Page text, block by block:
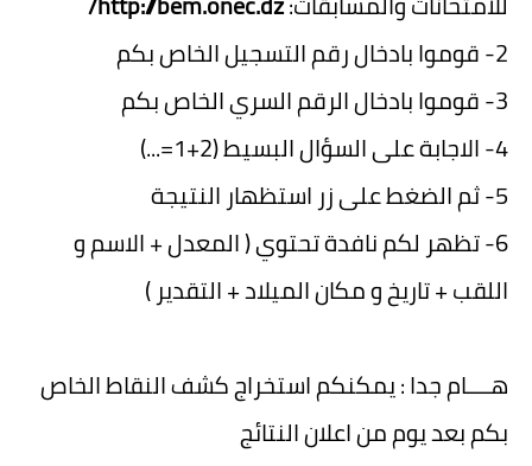
2- قوموا بادخال رقم التسجيل الخاص بكم
3- قوموا بادخال الرقم السري الخاص بكم
4- الاجابة على السؤال البسيط (2+1=...)
5- ثم الضغط على زر استظهار النتيجة
6- تظهر لكم نافدة تحتوي ( المعدل + الاسم و
اللقب + تاريخ و مكان الميلاد + التقدير )
هــــام جدا : يمكنكم استخراج كشف النقاط الخاص
بكم بعد يوم من اعلان النتائج